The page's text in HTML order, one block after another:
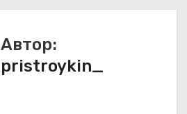
Автор:
pristroykin_